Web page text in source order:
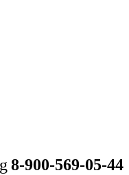
8-900-569-05-44